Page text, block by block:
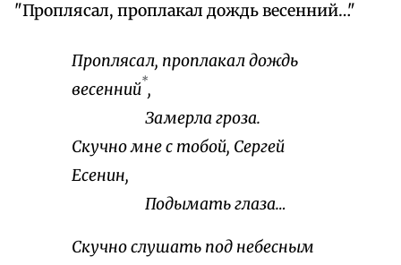
"Проплясал, проплакал дождь весенний…"
Проплясал, проплакал дождь
весенний*,
Замерла гроза.
Скучно мне с тобой, Сергей
Есенин,
Подымать глаза…
Скучно слушать под небесным